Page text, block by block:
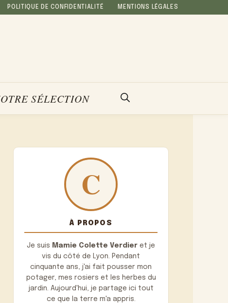
POLITIQUE DE CONFIDENTIALITÉ MENTIONS LÉGALES
SÉLECTION
À PROPOS
Je suis Mamie Colette Verdier et je
vis du côté de Lyon. Pendant
cinquante ans, j'ai fait pousser mon
potager, mes rosiers et les herbes du
jardin. Aujourd'hui, je partage ici tout
ce que la terre m'a appris.